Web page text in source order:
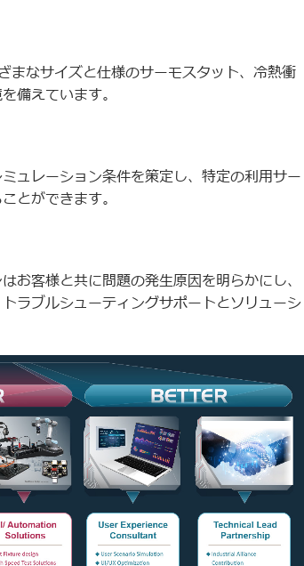
まなサイズと仕様のサーモスタット、冷熱衝
備えています。
ュレーション条件を策定し、特定の利用サー
とができます。
お客様と共に問題の発生原因を明らかにし、
ラブルシューティングサポートとソリューシ